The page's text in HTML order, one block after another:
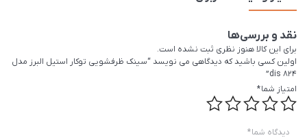
نقد و بررسی‌ها
برای این کالا هنوز نظری ثبت نشده است.
اولین کسی باشید که دیدگاهی می نویسد “سينک ظرفشویی توکار استیل البرز مدل
824 dis”
امتیاز شما*
دیدگاه شما*